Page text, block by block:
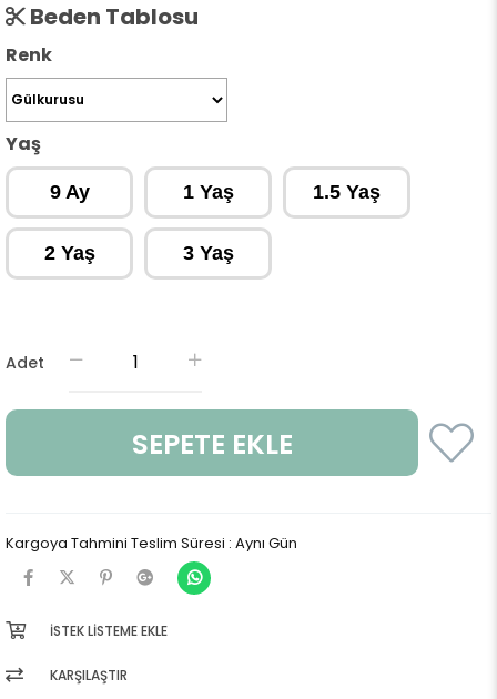
Beden Tablosu
Renk
Yaş
9 Ay 1 Yaş 1.5 Yaş
2 Yaş 3 Yaş
Adet
Kargoya Tahmini Teslim Süresi : Aynı Gün
İSTEK LISTEME EKLE
KARŞILAŞTIR